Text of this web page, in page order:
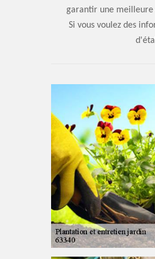
garantir une meilleure
Si vous voulez des